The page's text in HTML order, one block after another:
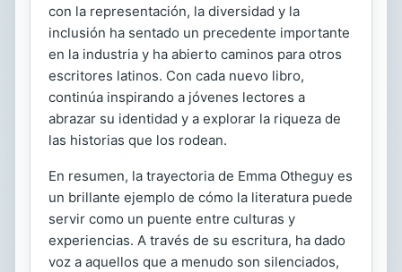
con la representación, la diversidad y la
inclusión ha sentado un precedente importante
en la industria y ha abierto caminos para otros
escritores latinos. Con cada nuevo libro,
continúa inspirando a jóvenes lectores a
abrazar su identidad y a explorar la riqueza de
las historias que los rodean.
En resumen, la trayectoria de Emma Otheguy es
un brillante ejemplo de cómo la literatura puede
servir como un puente entre culturas y
experiencias. A través de su escritura, ha dado
voz a aquellos que a menudo son silenciados,